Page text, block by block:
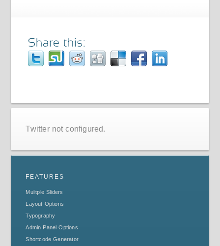
Twitter not configured.
FEATURES
Mulitple Sliders
Layout Options
Typography
Admin Panel Options
Shortcode Generator